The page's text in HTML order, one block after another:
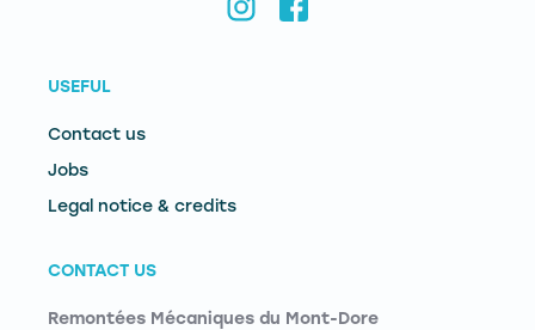
USEFUL
Contact us
Jobs
Legal notice & credits
CONTACT US
Remontées Mécaniques du Mont-Dore